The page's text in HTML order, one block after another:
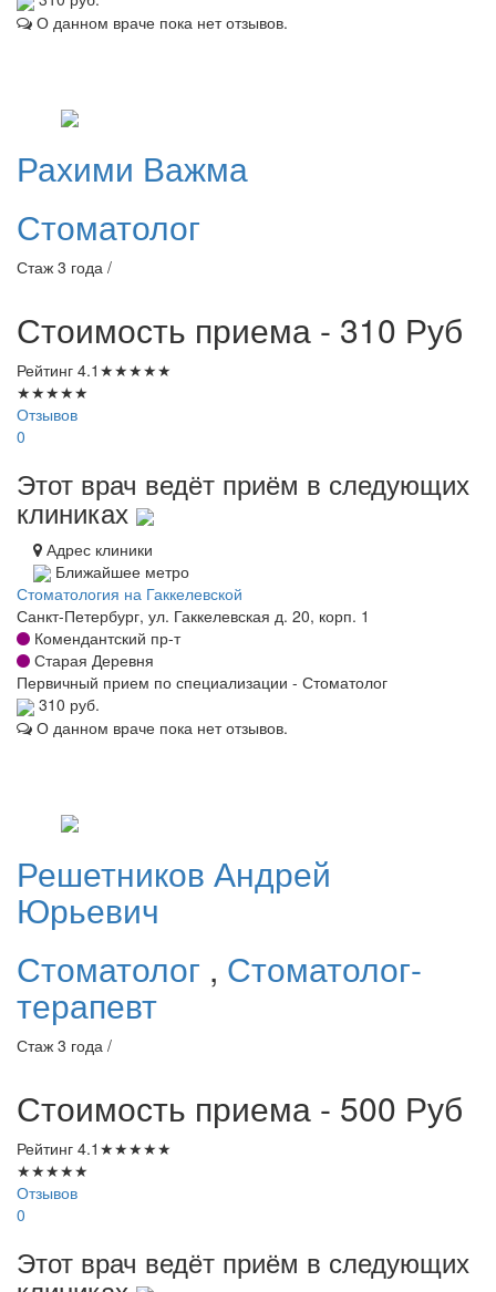
О данном враче пока нет отзывов.
Рахими Важма
Стоматолог
Стаж 3 года /
Стоимость приема - 310 Руб
Рейтинг 4.1 ★★★★★
★★★★★
Отзывов
0
Этот врач ведёт приём в следующих
клиниках
Адрес клиники
Ближайшее метро
Стоматология на Гаккелевской
Санкт-Петербург, ул. Гаккелевская д. 20, корп. 1
Комендантский пр-т
Старая Деревня
Первичный прием по специализации - Стоматолог
310 руб.
О данном враче пока нет отзывов.
Решетников Андрей
Юрьевич
Стоматолог , Стоматолог-
терапевт
Стаж 3 года /
Стоимость приема - 500 Руб
Рейтинг 4.1 ★★★★★
★★★★★
Отзывов
0
Этот врач ведёт приём в следующих